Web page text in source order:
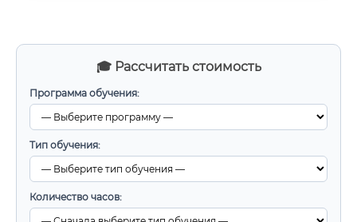
🎓 Рассчитать стоимость
Программа обучения:
Тип обучения:
Количество часов: